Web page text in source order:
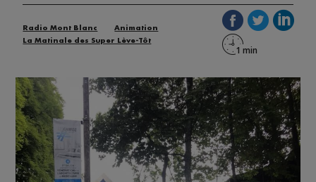
Radio Mont Blanc
Animation
La Matinale des Super Lève-Tôt